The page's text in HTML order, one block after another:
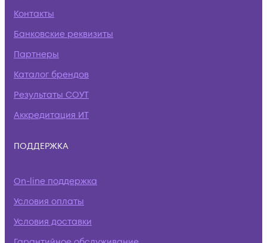
Контакты
Банковские реквизиты
Партнеры
Каталог брендов
Результаты СОУТ
Аккредитация ИТ
ПОДДЕРЖКА
On-line поддержка
Условия оплаты
Условия доставки